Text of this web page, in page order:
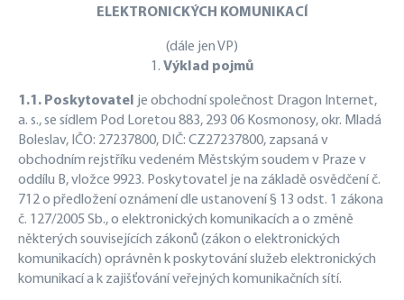
ELEKTRONICKÝCH KOMUNIKACÍ
(dále jen VP)
1. Výklad pojmů
1.1. Poskytovatel je obchodní společnost Dragon Internet,
a. s., se sídlem Pod Loretou 883, 293 06 Kosmonosy, okr. Mladá
Boleslav, IČO: 27237800, DIČ: CZ27237800, zapsaná v
obchodním rejstříku vedeném Městským soudem v Praze v
oddílu B, vložce 9923. Poskytovatel je na základě osvědčení č.
712 o předložení oznámení dle ustanovení § 13 odst. 1 zákona
č. 127/2005 Sb., o elektronických komunikacích a o změně
některých souvisejících zákonů (zákon o elektronických
komunikacích) oprávněn k poskytování služeb elektronických
komunikací a k zajišťování veřejných komunikačních sítí.